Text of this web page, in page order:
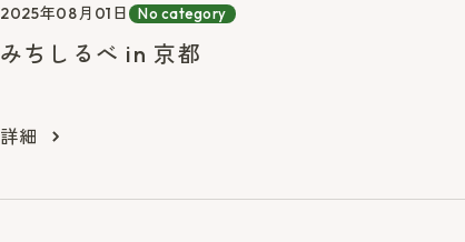
2025年08月01日 No category
みちしるべ in 京都
詳細